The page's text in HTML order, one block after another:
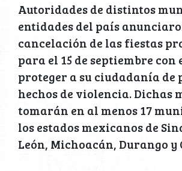
Autoridades de distintos
entidades del país
cancelación de las fiestas
para el 15 de septiembre con
proteger a su ciudadanía de
hechos de violencia. Dichas
tomarán en al menos 17
los estados mexicanos de
León, Michoacán, Durango y